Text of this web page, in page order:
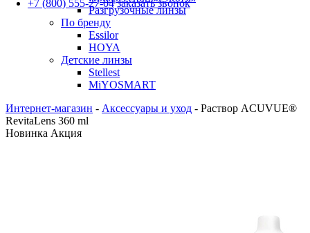
Разгрузочные линзы
По бренду
Essilor
HOYA
Детские линзы
Stellest
MiYOSMART
+7 (800) 555-27-04 заказать звонок
Интернет-магазин - Аксессуары и уход - Раствор ACUVUE®
RevitaLens 360 ml
Новинка Акция